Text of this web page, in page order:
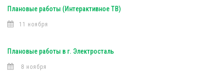
Плановые работы (Интерактивное ТВ)
11 ноября
Плановые работы в г. Электросталь
8 ноября